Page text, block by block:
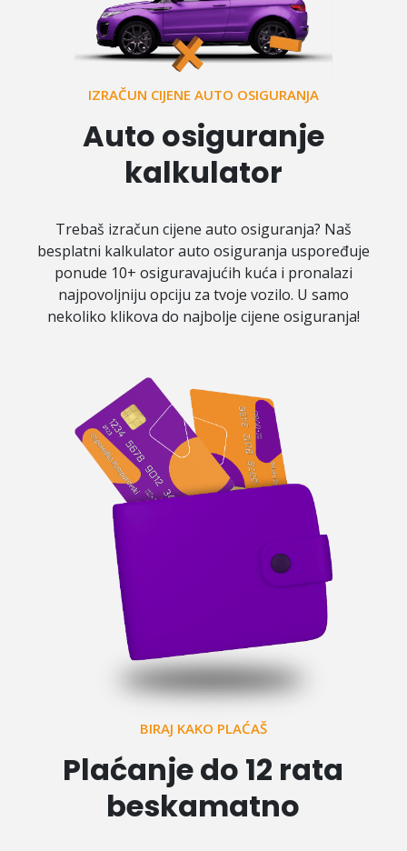
IZRAČUN CIJENE AUTO OSIGURANJA
Auto osiguranje
kalkulator
Trebaš izračun cijene auto osiguranja? Naš
besplatni kalkulator auto osiguranja uspoređuje
ponude 10+ osiguravajućih kuća i pronalazi
najpovoljniju opciju za tvoje vozilo. U samo
nekoliko klikova do najbolje cijene osiguranja!
BIRAJ KAKO PLAĆAŠ
Plaćanje do 12 rata
beskamatno